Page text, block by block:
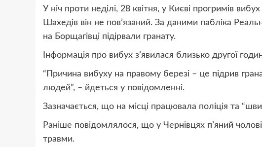
У ніч проти неділі, 28 квітня, у Києві прогримів
Шахедів він не пов’язаний. За даними пабліка
на Борщагівці підірвали гранату.
Інформація про вибух з’явилася близько другої
“Причина вибуху на правому березі – це підрив
людей”, – йдеться у повідомленні.
Зазначається, що на місці працювала поліція та
Раніше повідомлялося, що у Чернівцях п’яний
травми.